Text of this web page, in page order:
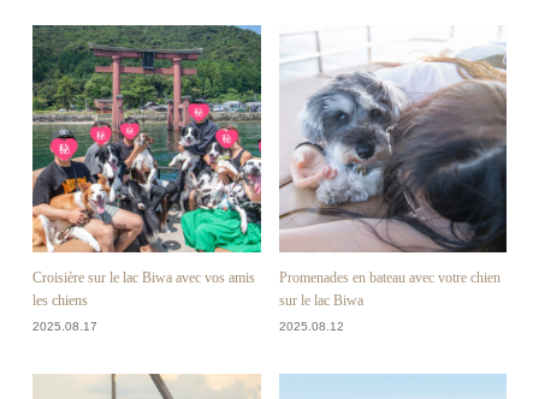
Croisière sur le lac Biwa avec vos amis
les chiens
2025.08.17
Promenades en bateau avec votre chien
sur le lac Biwa
2025.08.12